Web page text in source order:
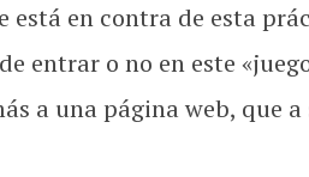
está en contra de esta
entrar o no en este
a una página web, que a